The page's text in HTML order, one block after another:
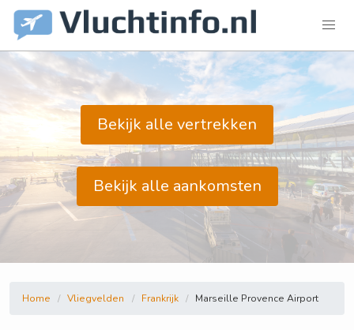
Bekijk alle vertrekken
Bekijk alle aankomsten
Home Vliegvelden Frankrijk Marseille Provence Airport